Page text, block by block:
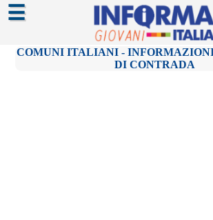
☰
COMUNI ITALIANI -
DI CONTRADA